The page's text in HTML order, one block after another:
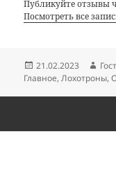
Публикуйте отзывы
Посмотреть все
Опубликовано
21.02.2023
Главное,Лохотроны,